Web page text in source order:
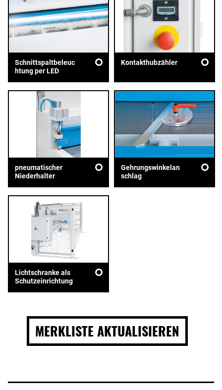
Schnittspaltbeleuc
htung per LED
Kontakthubzähler
pneumatischer
Niederhalter
Gehrungswinkelan
schlag
Lichtschranke als
Schutzeinrichtung
MERKLISTE AKTUALISIEREN